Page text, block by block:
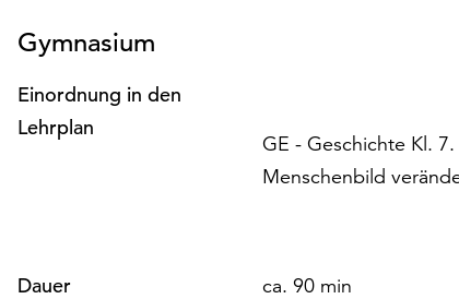
Gymnasium
Einordnung in den
Lehrplan
GE - Geschichte Kl.
Menschenbild
Dauer
ca. 90 min